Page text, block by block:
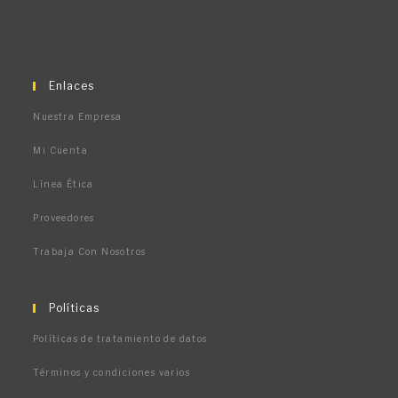
Enlaces
Nuestra Empresa
Mi Cuenta
Línea Ética
Proveedores
Trabaja Con Nosotros
Políticas
Políticas de tratamiento de datos
Términos y condiciones varios